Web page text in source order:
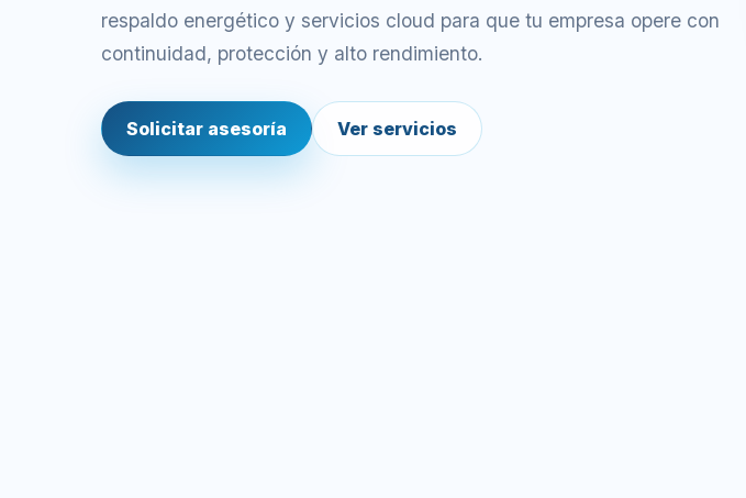
respaldo energético y servicios cloud para que tu empresa opere con
continuidad, protección y alto rendimiento.
Solicitar asesoría Ver servicios